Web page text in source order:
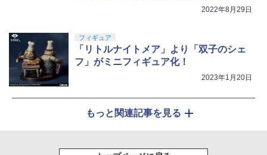
2022年8月29日
フィギュア
「リトルナイトメア」より「双子のシェ
フ」がミニフィギュア化！
2023年1月20日
もっと関連記事を見る